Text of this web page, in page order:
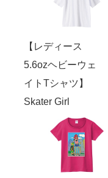
【レディース
5.6ozヘビーウェ
イトTシャツ】
Skater Girl